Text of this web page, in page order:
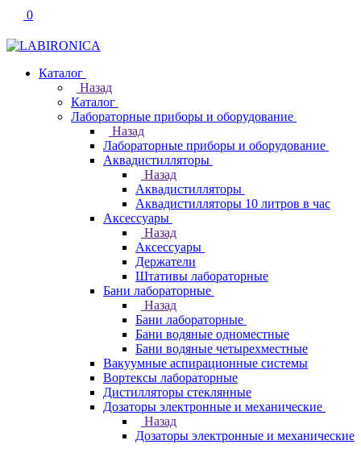
0
Каталог
Назад
Каталог
Лабораторные приборы и оборудование
Назад
Лабораторные приборы и оборудование
Аквадистилляторы
Назад
Аквадистилляторы
Аквадистилляторы 10 литров в час
Аксессуары
Назад
Аксессуары
Держатели
Штативы лабораторные
Бани лабораторные
Назад
Бани лабораторные
Бани водяные одноместные
Бани водяные четырехместные
Вакуумные аспирационные системы
Вортексы лабораторные
Дистилляторы стеклянные
Дозаторы электронные и механические
Назад
Дозаторы электронные и механические